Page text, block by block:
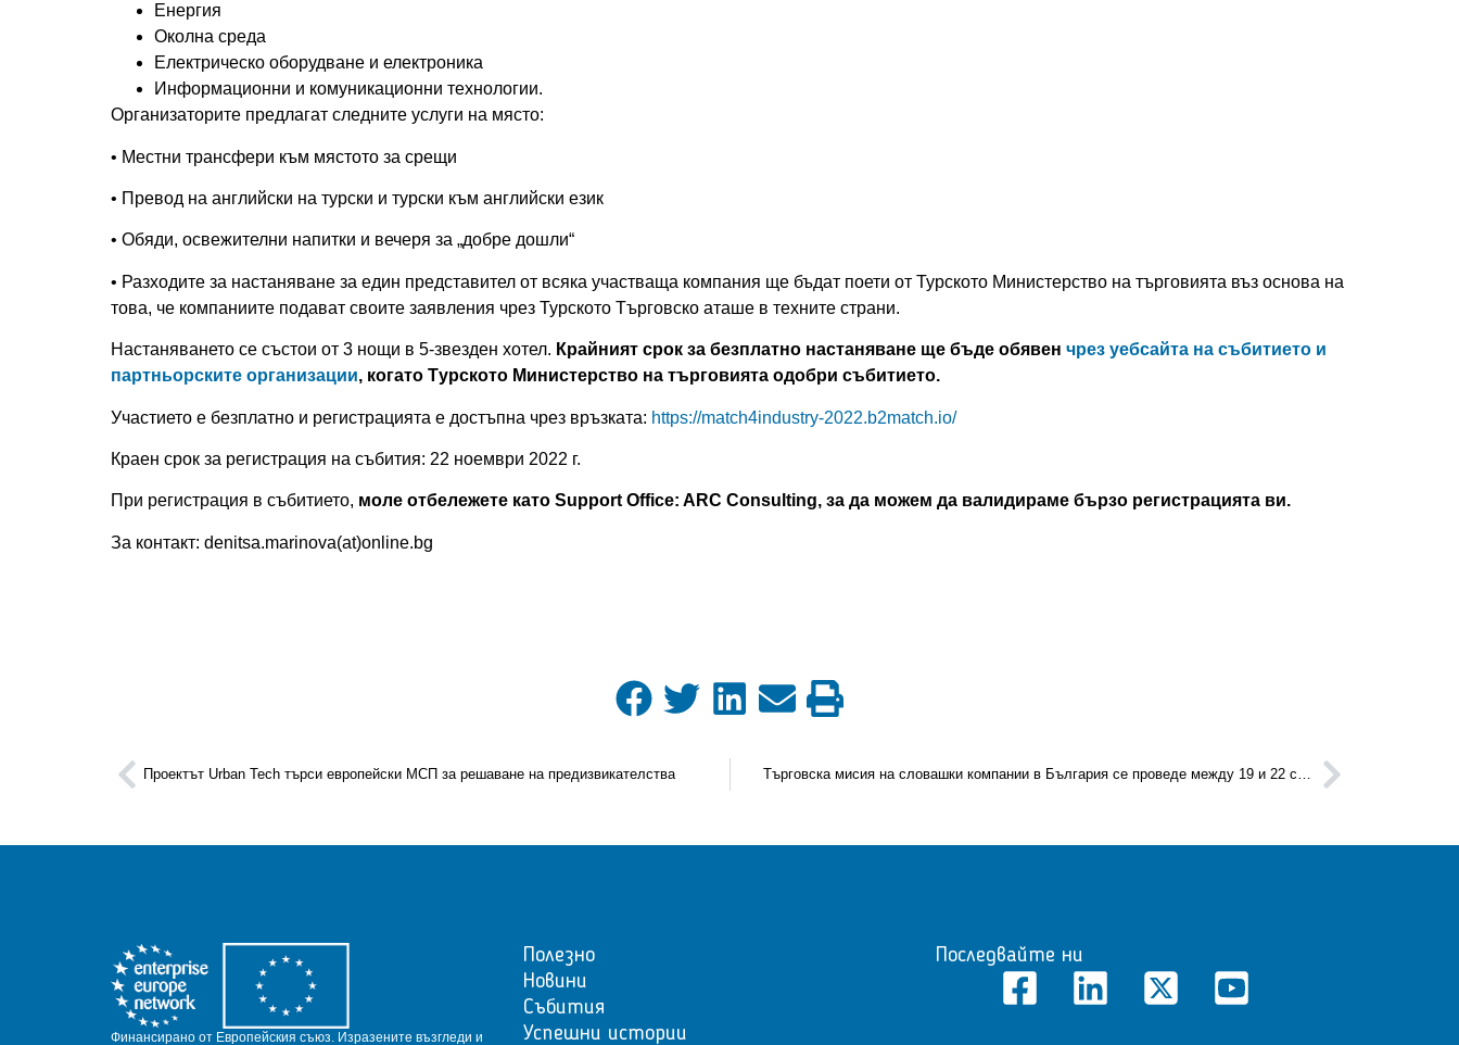
Енергия
Околна среда
Електрическо оборудване и електроника
Информационни и комуникационни технологии.
Организаторите предлагат следните услуги на място:
• Местни трансфери към мястото за срещи
• Превод на английски на турски и турски към английски език
• Обяди, освежителни напитки и вечеря за „добре дошли“
• Разходите за настаняване за един представител от всяка участваща компания ще бъдат поети от Турското Министерство на търговията въз основа на
това, че компаниите подават своите заявления чрез Турското Търговско аташе в техните страни.
Настаняването се състои от 3 нощи в 5-звезден хотел. Крайният срок за безплатно настаняване ще бъде обявен чрез уебсайта на събитието и
партньорските организации, когато Tурското Mинистерство на търговията одобри събитието.
Участието е безплатно и регистрацията е достъпна чрез връзката: https://match4industry-2022.b2match.io/
Краен срок за регистрация на събития: 22 ноември 2022 г.
При регистрация в събитието, моле отбележете като Support Office: ARC Consulting, за да можем да валидираме бързо регистрацията ви.
За контакт: denitsa.marinova(at)online.bg
Проектът Urban Tech търси европейски МСП за решаване на предизвикателства Търговска мисия на словашки компании в България се проведе между 19 и 22 септември
Финансирано от Европейския съюз. Изразените възгледи и
Полезно
Новини
Събития
Успешни истории
Последвайте ни